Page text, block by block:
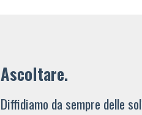
Ascoltare.
Diffidiamo da sempre delle